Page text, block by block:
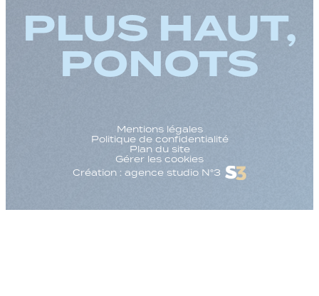
PLUS HAUT,
PONOTS
Mentions légales
Politique de confidentialité
Plan du site
Gérer les cookies
Création : agence studio N°3